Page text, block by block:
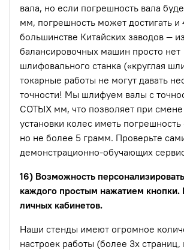
вала, но если погрешность вала
мм, погрешность может достигать
большинстве Китайских заводов —
балансировочных машин просто нет
шлифовального станка («круглая
токарные работы не могут давать
точности! Мы шлифуем валы с
СОТЫХ мм, что позволяет при смене
установки колес иметь погрешность
но не более 5 грамм. Проверьте
демонстрационно-обучающих
16) Возможность
каждого простым нажатием кнопки.
личных кабинетов.
Наши стенды имеют огромное
настроек работы (более 3х